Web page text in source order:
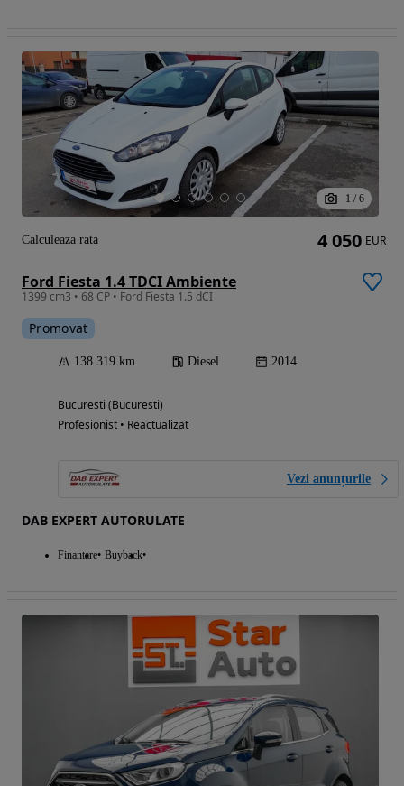
1 / 6
Ford Fiesta 1.4 TDCI Ambiente
1399 cm3 • 68 CP • Ford Fiesta 1.5 dCI
Promovat
138 319 km Diesel 2014
Bucuresti (Bucuresti)
Profesionist • Reactualizat
Vezi anunțurile
DAB EXPERT AUTORULATE
Finantare Buyback
4 050 EUR
Calculeaza rata